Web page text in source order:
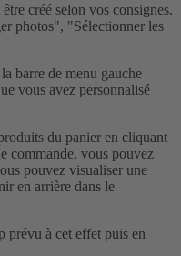
créé selon vos consignes.
photos", "Sélectionner les
barre de menu gauche
vous avez personnalisé
du panier en cliquant
commande, vous pouvez
pouvez visualiser une
en arrière dans le
prévu à cet effet puis en